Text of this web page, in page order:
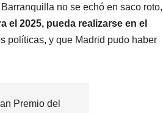
no se echó en saco roto,
el 2025, pueda realizarse en el
políticas, y que Madrid pudo haber
Premio del